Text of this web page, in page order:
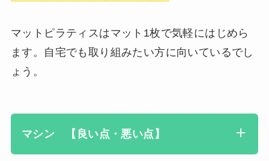
マットピラティスはマット1枚で気軽にはじめら
ます。自宅でも取り組みたい方に向いているでし
ょう。
マシン 【良い点・悪い点】